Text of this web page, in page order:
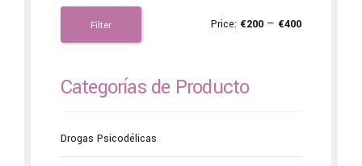
Filter Price: €200 — €400
Categorías de Producto
Drogas Psicodélicas